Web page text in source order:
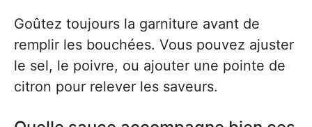
Goûtez toujours la garniture avant de
remplir les bouchées. Vous pouvez ajuster
le sel, le poivre, ou ajouter une pointe de
citron pour relever les saveurs.